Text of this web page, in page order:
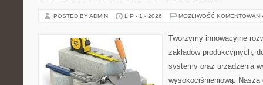
POSTED BY ADMIN LIP - 1 - 2026 MOŻLIWOŚĆ
Tworzymy innowacyjne
zakładów produkcyjnych,
systemy oraz urządzenia
wysokociśnieniową. Nasza